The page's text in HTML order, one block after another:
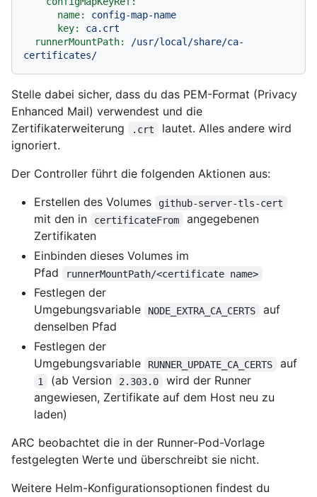
name:
config-map-name
key:
ca.crt
runnerMountPath:
/usr/local/share/ca-
certificates/
Stelle dabei sicher, dass du das PEM-Format (Privacy
Enhanced Mail) verwendest und die
Zertifikaterweiterung
.crt
lautet. Alles andere wird
ignoriert.
Der Controller führt die folgenden Aktionen aus:
Erstellen des Volumes
github-server-tls-cert
mit den in certificateFrom
angegebenen
Zertifikaten
Einbinden dieses Volumes im
Pfad
runnerMountPath/<certificate name>
Festlegen der
Umgebungsvariable
NODE_EXTRA_CA_CERTS
auf
denselben Pfad
Festlegen der
Umgebungsvariable
RUNNER_UPDATE_CA_CERTS auf
1 (ab Version 2.303.0
wird der Runner
angewiesen, Zertifikate auf dem Host neu zu
laden)
ARC beobachtet die in der Runner-Pod-Vorlage
festgelegten Werte und überschreibt sie nicht.
Weitere Helm-Konfigurationsoptionen findest du